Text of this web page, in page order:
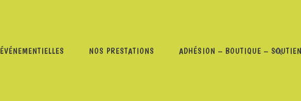
ÉVÉNEMENTIELLES NOS PRESTATIONS ADHÉSION – BOUTIQUE –